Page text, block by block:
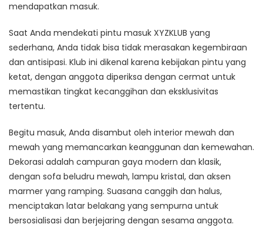
mendapatkan masuk.
Saat Anda mendekati pintu masuk XYZKLUB yang
sederhana, Anda tidak bisa tidak merasakan kegembiraan
dan antisipasi. Klub ini dikenal karena kebijakan pintu yang
ketat, dengan anggota diperiksa dengan cermat untuk
memastikan tingkat kecanggihan dan eksklusivitas
tertentu.
Begitu masuk, Anda disambut oleh interior mewah dan
mewah yang memancarkan keanggunan dan kemewahan.
Dekorasi adalah campuran gaya modern dan klasik,
dengan sofa beludru mewah, lampu kristal, dan aksen
marmer yang ramping. Suasana canggih dan halus,
menciptakan latar belakang yang sempurna untuk
bersosialisasi dan berjejaring dengan sesama anggota.